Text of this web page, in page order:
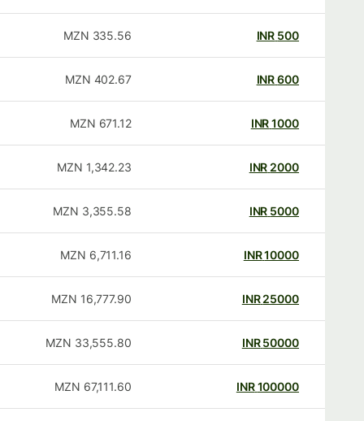
500
INR
335.56
MZN
600
INR
402.67
MZN
1000
INR
671.12
MZN
2000
INR
1,342.23
MZN
5000
INR
3,355.58
MZN
10000
INR
6,711.16
MZN
25000
INR
16,777.90
MZN
50000
INR
33,555.80
MZN
100000
INR
67,111.60
MZN